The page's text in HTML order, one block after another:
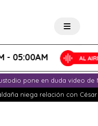
pone en duda video de
niega relación con